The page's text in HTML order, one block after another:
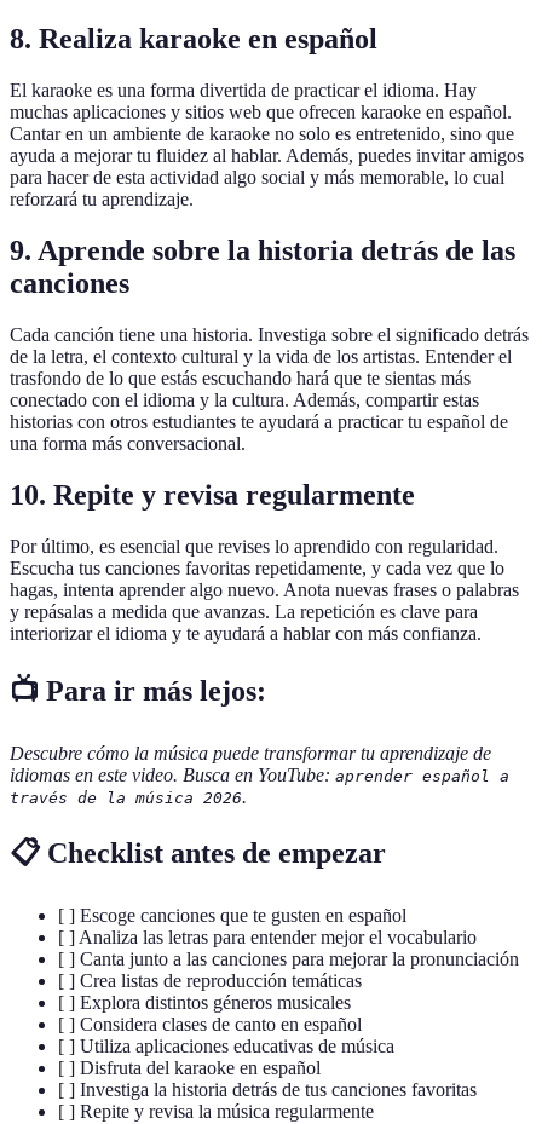
8. Realiza karaoke en español
El karaoke es una forma divertida de practicar el idioma. Hay
muchas aplicaciones y sitios web que ofrecen karaoke en español.
Cantar en un ambiente de karaoke no solo es entretenido, sino que
ayuda a mejorar tu fluidez al hablar. Además, puedes invitar amigos
para hacer de esta actividad algo social y más memorable, lo cual
reforzará tu aprendizaje.
9. Aprende sobre la historia detrás de las
canciones
Cada canción tiene una historia. Investiga sobre el significado detrás
de la letra, el contexto cultural y la vida de los artistas. Entender el
trasfondo de lo que estás escuchando hará que te sientas más
conectado con el idioma y la cultura. Además, compartir estas
historias con otros estudiantes te ayudará a practicar tu español de
una forma más conversacional.
10. Repite y revisa regularmente
Por último, es esencial que revises lo aprendido con regularidad.
Escucha tus canciones favoritas repetidamente, y cada vez que lo
hagas, intenta aprender algo nuevo. Anota nuevas frases o palabras
y repásalas a medida que avanzas. La repetición es clave para
interiorizar el idioma y te ayudará a hablar con más confianza.
📺 Para ir más lejos:
Descubre cómo la música puede transformar tu aprendizaje de
idiomas en este video. Busca en YouTube: aprender español a
través de la música 2026.
📋 Checklist antes de empezar
[ ] Escoge canciones que te gusten en español
[ ] Analiza las letras para entender mejor el vocabulario
[ ] Canta junto a las canciones para mejorar la pronunciación
[ ] Crea listas de reproducción temáticas
[ ] Explora distintos géneros musicales
[ ] Considera clases de canto en español
[ ] Utiliza aplicaciones educativas de música
[ ] Disfruta del karaoke en español
[ ] Investiga la historia detrás de tus canciones favoritas
[ ] Repite y revisa la música regularmente